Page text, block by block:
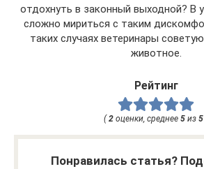
отдохнуть в законный выходной? В
сложно мириться с таким
таких случаях ветеринары
животное.
Рейтинг
( 2 оценки, среднее 5 из 5
Понравилась статья?